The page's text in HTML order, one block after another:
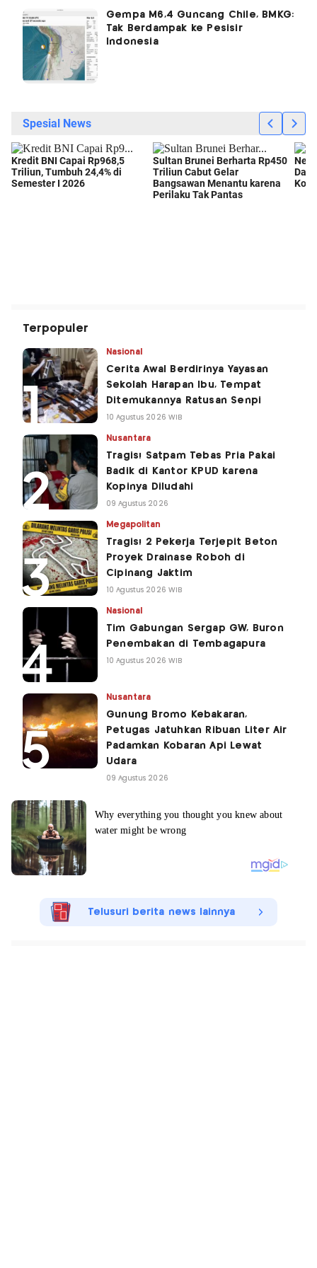
Gempa M6,4 Guncang Chile, BMKG:
Tak Berdampak ke Pesisir
Indonesia
Terpopuler
Nasional
Cerita Awal Berdirinya Yayasan
Sekolah Harapan Ibu, Tempat
Ditemukannya Ratusan Senpi
10 Agustus 2026 WIB
Nusantara
Tragis! Satpam Tebas Pria Pakai
Badik di Kantor KPUD karena
Kopinya Diludahi
09 Agustus 2026
Megapolitan
Tragis! 2 Pekerja Terjepit Beton
Proyek Drainase Roboh di
Cipinang Jaktim
10 Agustus 2026 WIB
Nasional
Tim Gabungan Sergap GW, Buron
Penembakan di Tembagapura
10 Agustus 2026 WIB
Nusantara
Gunung Bromo Kebakaran,
Petugas Jatuhkan Ribuan Liter Air
Padamkan Kobaran Api Lewat
Udara
09 Agustus 2026
Telusuri berita news lainnya